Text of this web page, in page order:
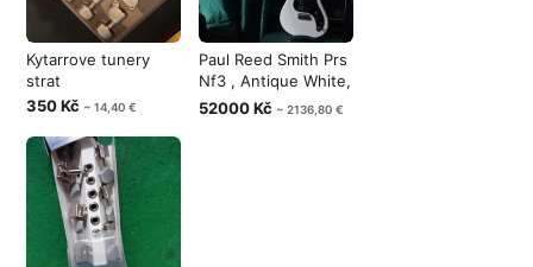
Kytarrove tunery
strat
350 Kč ~ 14,40 €
Paul Reed Smith Prs
Nf3 , Antique White,
USA
52000 Kč ~ 2136,80 €